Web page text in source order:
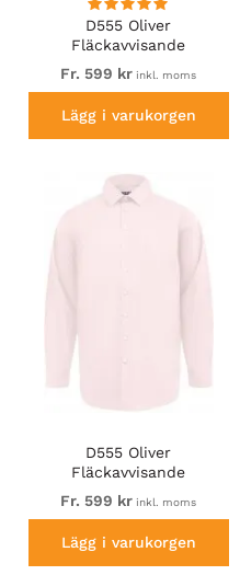
D555 Oliver
Fläckavvisande
Lättstruken
Stretchskjorta med Lång
Fr. 599 kr inkl. moms
Lägg i varukorgen
D555 Oliver
Fläckavvisande
Lättstruken
Stretchskjorta med Lång
Fr. 599 kr inkl. moms
Lägg i varukorgen